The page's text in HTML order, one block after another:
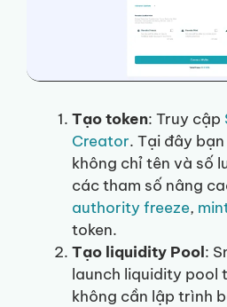
Tạo token: Truy cập
Creator. Tại đây
không chỉ tên và số
các tham số nâng
authority freeze,
token.
Tạo liquidity Pool:
launch liquidity pool
không cần lập trình